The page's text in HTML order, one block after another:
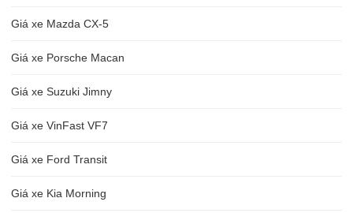
Giá xe Mazda CX-5
Giá xe Porsche Macan
Giá xe Suzuki Jimny
Giá xe VinFast VF7
Giá xe Ford Transit
Giá xe Kia Morning